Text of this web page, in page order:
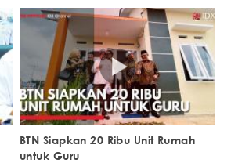
BTN Siapkan 20 Ribu Unit Rumah
untuk Guru